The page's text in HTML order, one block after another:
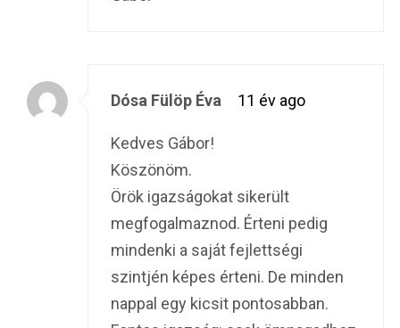
Dósa Fülöp Éva 11 év ago
Kedves Gábor!
Köszönöm.
Örök igazságokat sikerült
megfogalmaznod. Érteni pedig
mindenki a saját fejlettségi
szintjén képes érteni. De minden
nappal egy kicsit pontosabban.